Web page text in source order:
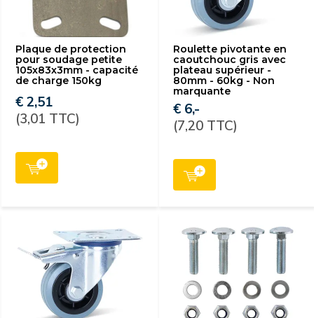
Plaque de protection
pour soudage petite
105x83x3mm - capacité
de charge 150kg
€ 2,51
(3,01 TTC)
Roulette pivotante en
caoutchouc gris avec
plateau supérieur -
80mm - 60kg - Non
marquante
€ 6,-
(7,20 TTC)